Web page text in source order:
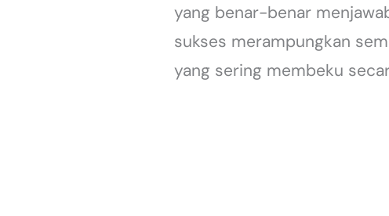
yang benar-benar
sukses merampungkan
yang sering membeku